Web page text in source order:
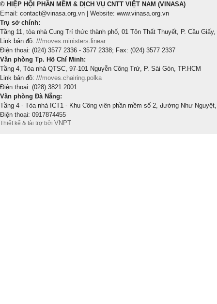
© HIỆP HỘI PHẦN MỀM & DỊCH VỤ CNTT VIỆT NAM (VINASA)
Email: contact@vinasa.org.vn | Website: www.vinasa.org.vn
Trụ sở chính:
Tầng 11, tòa nhà Cung Trí thức thành phố, 01 Tôn Thất Thuyết, P. Cầu Giấy,
Link bản đồ: ///moves.ministers.linear
Điện thoại: (024) 3577 2336 - 3577 2338; Fax: (024) 3577 2337
Văn phòng Tp. Hồ Chí Minh:
Tầng 4, Tòa nhà QTSC, 97-101 Nguyễn Công Trứ, P. Sài Gòn, TP.HCM
Link bản đồ: ///moves.chairing.polka
Điện thoại: (028) 3821 2001
Văn phòng Đà Nẵng:
Tầng 4 - Tòa nhà ICT1 - Khu Công viên phần mềm số 2, đường Như
Điện thoại: 0917874455
Thiết kế & tài trợ bởi VNPT